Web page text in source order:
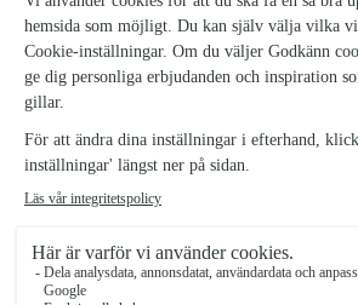
KUDDFODRAL
ROST/OFFWHITE
329 kr
Vill du skapa en varm och inbjudande atmosfär
Kullavik kuddfodral det perfekta valet för att
fåtöljer en extra touch av charm. Med sitt